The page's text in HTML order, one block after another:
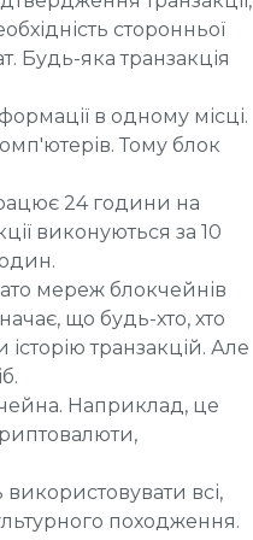
сторонньої
Будь-яка транзакція
в одному місці.
Тому блок
24 години на
виконуються за 10
мереж блокчейнів
що будь-хто, хто
транзакцій. Але
Наприклад, це
всі,
походження.